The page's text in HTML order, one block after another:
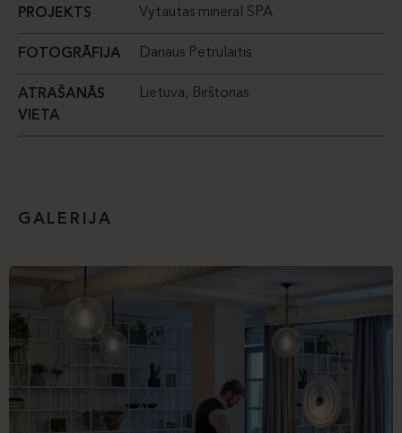
PROJEKTS Vytautas mineral SPA
FOTOGRĀFIJA Dariaus Petrulaitis
ATRAŠANĀS
VIETA
Lietuva, Birštonas
GALERIJA